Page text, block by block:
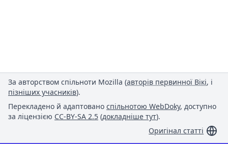
За авторством спільноти Mozilla (авторів первинної Вікі, і
пізніших учасників).
Перекладено й адаптовано спільнотою WebDoky, доступно
за ліцензією CC-BY-SA 2.5 (докладніше тут).
Оригінал статті